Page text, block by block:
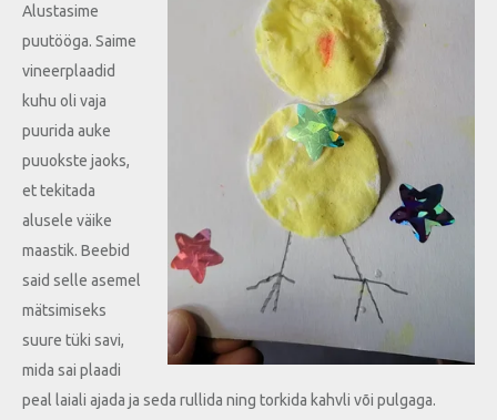
Alustasime
puutööga. Saime
vineerplaadid
kuhu oli vaja
puurida auke
puuokste jaoks,
et tekitada
alusele väike
maastik. Beebid
said selle asemel
mätsimiseks
suure tüki savi,
mida sai plaadi
peal laiali ajada ja seda rullida ning torkida kahvli või pulgaga.